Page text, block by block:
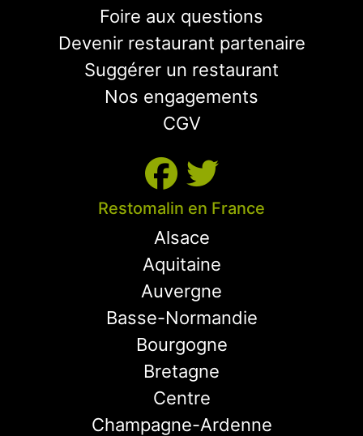
Foire aux questions
Devenir restaurant partenaire
Suggérer un restaurant
Nos engagements
CGV
Restomalin en France
Alsace
Aquitaine
Auvergne
Basse-Normandie
Bourgogne
Bretagne
Centre
Champagne-Ardenne